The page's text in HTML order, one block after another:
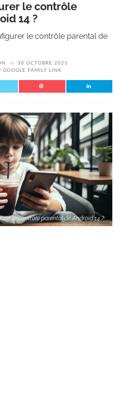
le contrôle
14 ?
le contrôle parental de
le
30 OCTOBRE 2023
GOOGLE FAMILY LINK
le contrôle parental de Android 14 ?